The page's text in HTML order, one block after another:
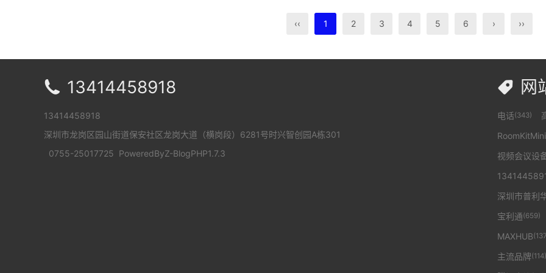
‹‹ 1 2 3 4 5 6 › ››
 网
电话(343)
RoomKitMini
视频会议设
深圳市普利
宝利通(659)
MAXHUB
主流品牌(114)
 13414458918
13414458918
深圳市龙岗区园山街道保安社区龙岗大道（横岗段）6281号时兴智创园A栋301
0755-25017725 PoweredByZ-BlogPHP1.7.3